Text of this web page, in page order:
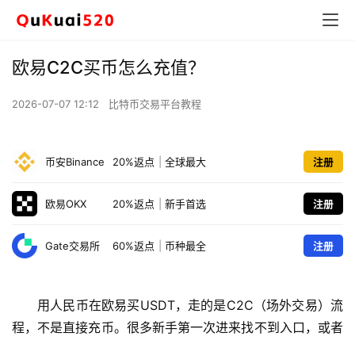
欧易C2C买币怎么充值？
2026-07-07 12:12 比特币交易平台教程
币安Binance 20%返点 全球最大 注册
欧易OKX 20%返点 新手首选 注册
Gate交易所 60%返点 币种最全 注册
用人民币在欧易买USDT，走的是C2C（场外交易）流
程，不是直接充币。很多新手第一次进来找不到入口，或者